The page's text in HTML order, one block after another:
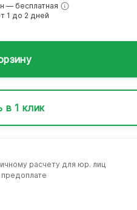
— бесплатная
1 до 2 дней
в 1 клик
расчету для юр. лиц